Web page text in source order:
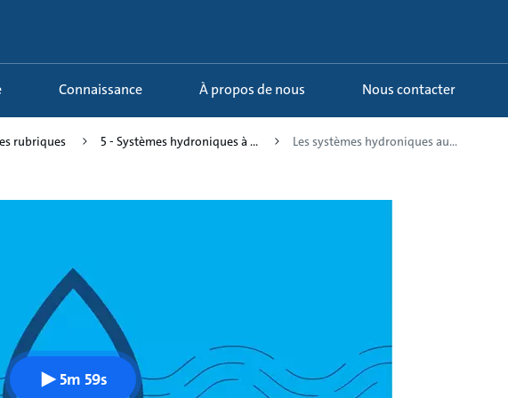
Connaissance À propos de nous Nous contacter
rubriques 5 - Systèmes hydroniques à ... Les systèmes hydroniques au...
5m 59s